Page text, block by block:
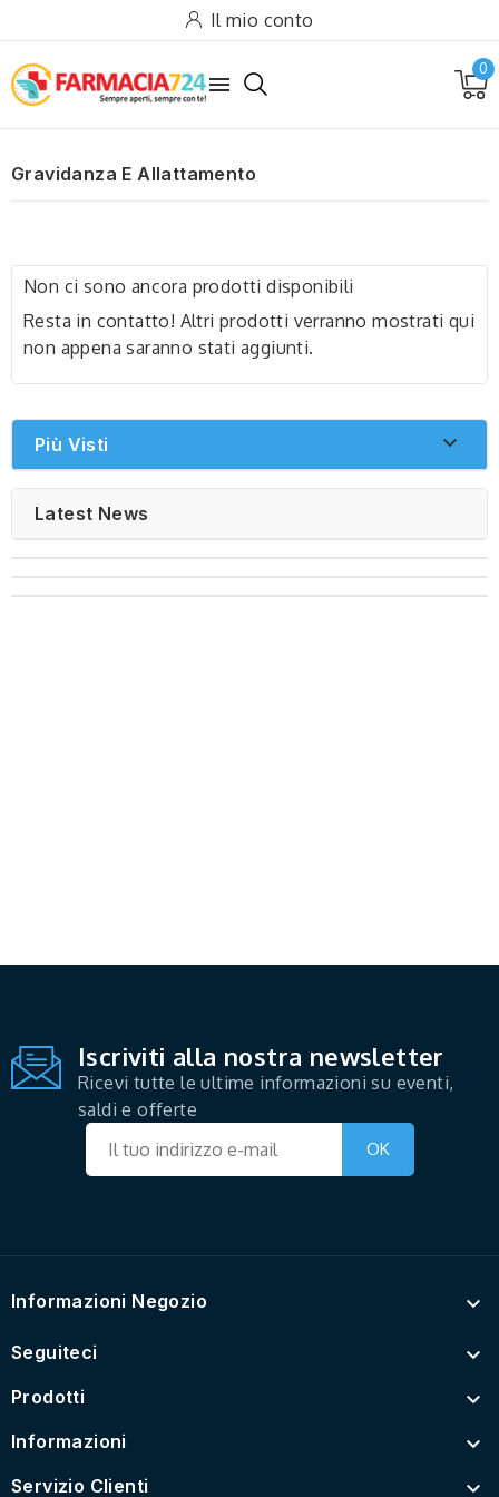
Il mio conto

0
Gravidanza E Allattamento
Non ci sono ancora prodotti disponibili
Resta in contatto! Altri prodotti verranno mostrati qui
non appena saranno stati aggiunti.
Più Visti 
Latest News
Iscriviti alla nostra newsletter
Ricevi tutte le ultime informazioni su eventi,
saldi e offerte
Informazioni Negozio 
Seguiteci 
Prodotti 
Informazioni 
Servizio Clienti 